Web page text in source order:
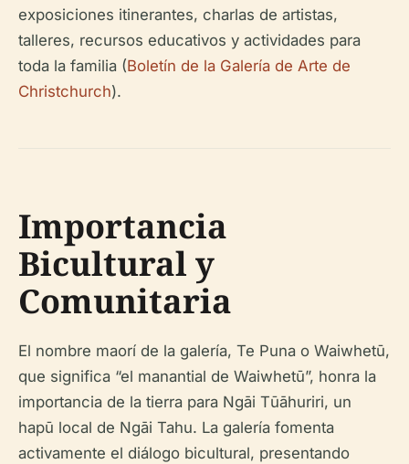
exposiciones itinerantes, charlas de artistas,
talleres, recursos educativos y actividades para
toda la familia (Boletín de la Galería de Arte de
Christchurch).
Importancia
Bicultural y
Comunitaria
El nombre maorí de la galería, Te Puna o Waiwhetū,
que significa “el manantial de Waiwhetū”, honra la
importancia de la tierra para Ngāi Tūāhuriri, un
hapū local de Ngāi Tahu. La galería fomenta
activamente el diálogo bicultural, presentando